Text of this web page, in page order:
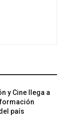
y Cine llega a
país